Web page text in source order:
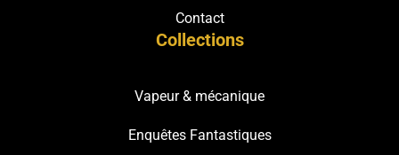
Contact
Collections
Vapeur & mécanique
Enquêtes Fantastiques